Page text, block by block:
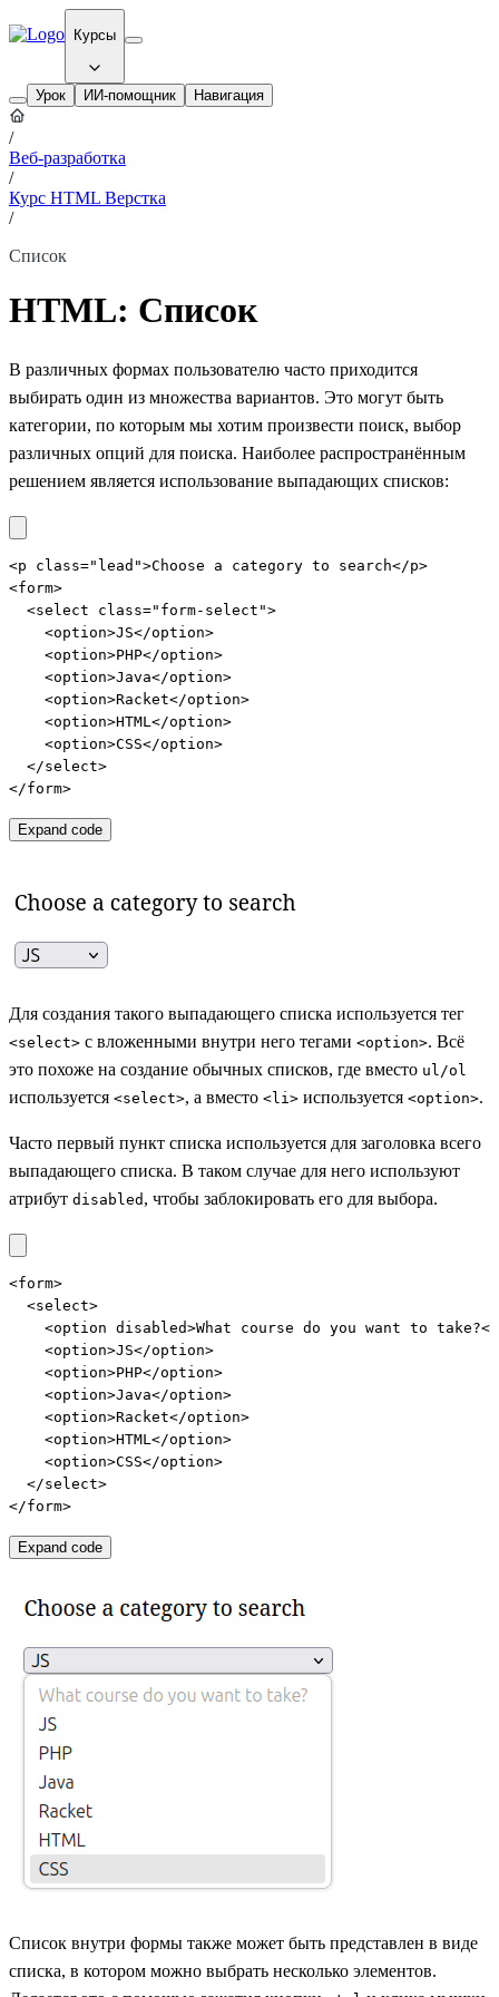
Курсы
Урок ИИ-помощник Навигация
/
Веб-разработка
/
Курс HTML Верстка
/
Список
HTML: Список
В различных формах пользователю часто приходится
выбирать один из множества вариантов. Это могут быть
категории, по которым мы хотим произвести поиск, выбор
различных опций для поиска. Наиболее распространённым
решением является использование выпадающих списков:
<p class="lead">Choose a category to search</p>
<form>
  <select class="form-select">
    <option>JS</option>
    <option>PHP</option>
    <option>Java</option>
    <option>Racket</option>
    <option>HTML</option>
    <option>CSS</option>
  </select>
</form>
Expand code
Для создания такого выпадающего списка используется тег
<select> с вложенными внутри него тегами <option>. Всё
это похоже на создание обычных списков, где вместо ul/ol
используется <select>, а вместо <li> используется <option>.
Часто первый пункт списка используется для заголовка всего
выпадающего списка. В таком случае для него используют
атрибут disabled , чтобы заблокировать его для выбора.
<form>
  <select>
<option disabled>What course do you want to
    <option>JS</option>
    <option>PHP</option>
    <option>Java</option>
    <option>Racket</option>
    <option>HTML</option>
    <option>CSS</option>
  </select>
</form>
Expand code
Список внутри формы также может быть представлен в виде
списка, в котором можно выбрать несколько элементов.